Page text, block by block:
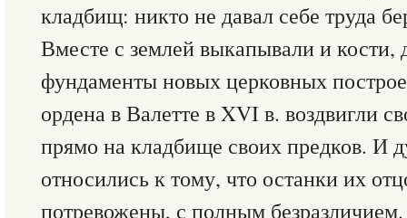
кладбищ: никто не давал себе труда
Вместе с землей выкапывали и кости,
фундаменты новых церковных
ордена в Валетте в XVI в. воздвигли
прямо на кладбище своих предков. И
относились к тому, что останки их
потревожены, с полным безразличием.